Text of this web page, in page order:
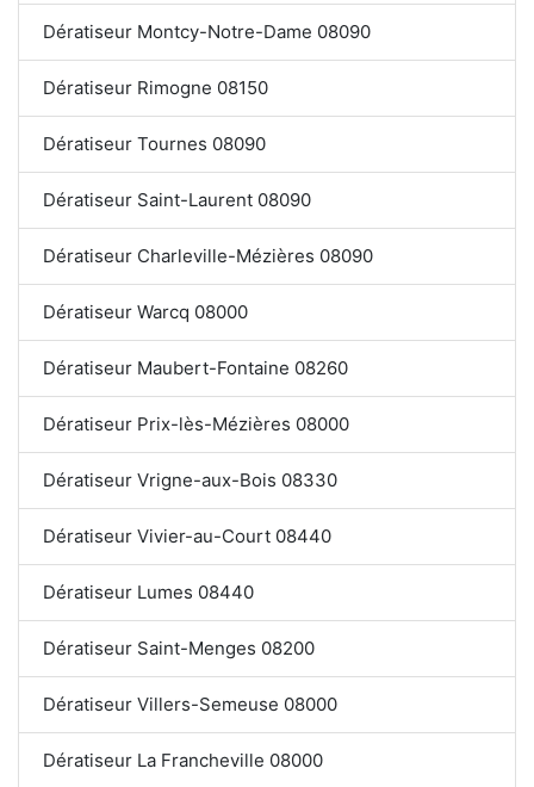
Dératiseur Montcy-Notre-Dame 08090
Dératiseur Rimogne 08150
Dératiseur Tournes 08090
Dératiseur Saint-Laurent 08090
Dératiseur Charleville-Mézières 08090
Dératiseur Warcq 08000
Dératiseur Maubert-Fontaine 08260
Dératiseur Prix-lès-Mézières 08000
Dératiseur Vrigne-aux-Bois 08330
Dératiseur Vivier-au-Court 08440
Dératiseur Lumes 08440
Dératiseur Saint-Menges 08200
Dératiseur Villers-Semeuse 08000
Dératiseur La Francheville 08000